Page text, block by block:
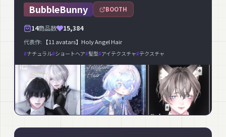
BubbleBunny BOOTH
14商品数 15,384
代表作: 【11 avatars】Holy Angel Hair
#ナチュラル#ショートヘア#髪型#アイテクスチャ#テクスチャ